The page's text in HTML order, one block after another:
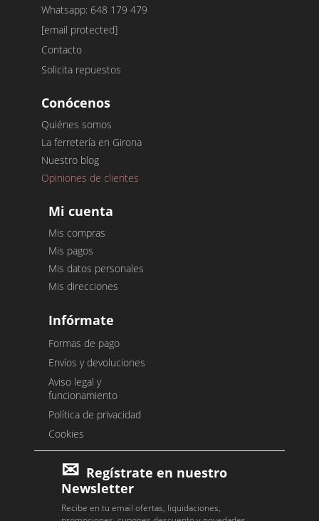
Whatsapp: 648 179 479
[email protected]
Contacto
Solicita repuestos
Conócenos
Quiénes somos
La ferretería en Girona
Nuestro blog
Opiniones de clientes
Mi cuenta
Mis compras
Mis pagos
Mis datos personales
Mis direcciones
Infórmate
Formas de pago
Envíos y devoluciones
Aviso legal y
funcionamiento
Política de privacidad
Cookies
Regístrate en nuestro
Newsletter
Recibe en tu email ofertas, liquidaciones,